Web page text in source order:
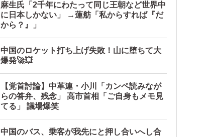
麻生氏「2千年にわたって同じ王朝など世界中
に日本しかない」 →蓮舫「私からすれば『だ
から？』」
中国のロケット打ち上げ失敗！山に堕ちて大
爆発🚀💥
【党首討論】中革連・小川「カンペ読みなが
らの答弁、残念」 高市首相「ご自身もメモ見
てる」 議場爆笑
中国のバス、乗客が我先にと押し合いへし合